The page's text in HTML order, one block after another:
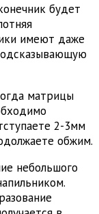
будет
имеют даже
матрицы
2-3мм
обжим.
небольшого